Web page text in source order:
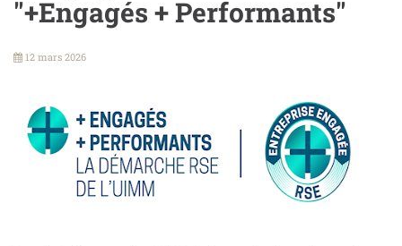
"+Engagés + Performants"
12 mars 2026